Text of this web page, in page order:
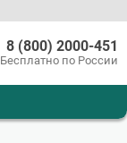
8 (800) 2000-451
Бесплатно по России